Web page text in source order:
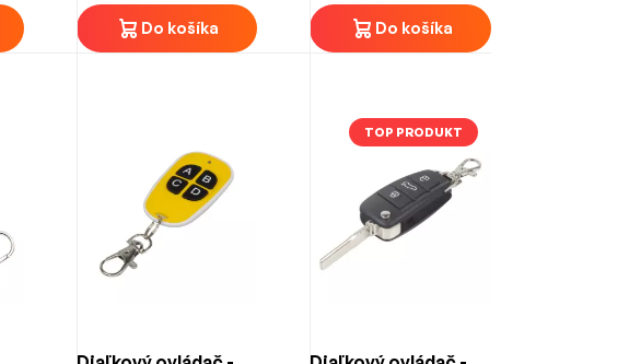
Do košíka Do košíka
TOP PRODUKT